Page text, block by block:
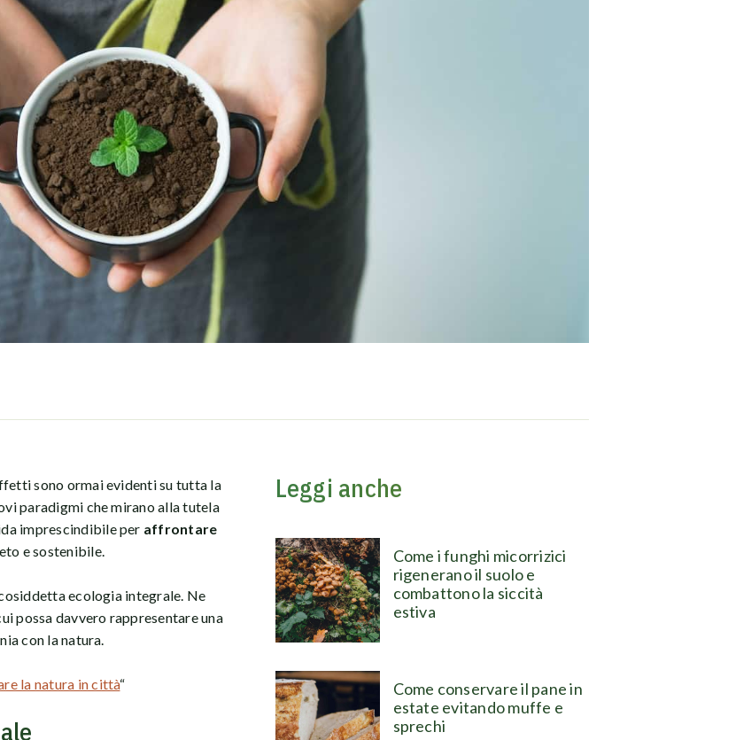
sono ormai evidenti su tutta la
paradigmi che mirano alla tutela
imprescindibile per affrontare
e sostenibile.
ecologia integrale. Ne
possa davvero rappresentare una
con la natura.
la natura in città“
Leggi anche
Come i funghi micorrizici
rigenerano il suolo e
combattono la siccità
estiva
Come conservare il pane in
estate evitando muffe e
sprechi